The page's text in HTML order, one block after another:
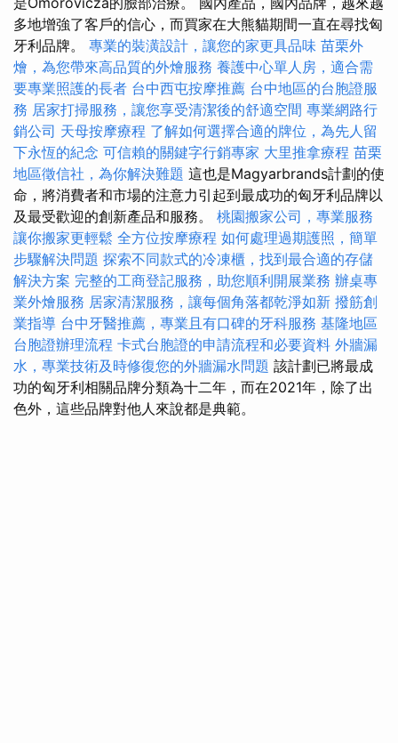
多地增強了客戶的信心，而買家在大熊貓期間一直在尋找匈
牙利品牌。 專業的裝潢設計，讓您的家更具品味 苗栗外
燴，為您帶來高品質的外燴服務 養護中心單人房，適合需
要專業照護的長者 台中西屯按摩推薦 台中地區的台胞證服
務 居家打掃服務，讓您享受清潔後的舒適空間 專業網路行
銷公司 天母按摩療程 了解如何選擇合適的牌位，為先人留
下永恆的紀念 可信賴的關鍵字行銷專家 大里推拿療程 苗栗
地區徵信社，為你解決難題 這也是Magyarbrands計劃的使
命，將消費者和市場的注意力引起到最成功的匈牙利品牌以
及最受歡迎的創新產品和服務。 桃園搬家公司，專業服務
讓你搬家更輕鬆 全方位按摩療程 如何處理過期護照，簡單
步驟解決問題 探索不同款式的冷凍櫃，找到最合適的存儲
解決方案 完整的工商登記服務，助您順利開展業務 辦桌專
業外燴服務 居家清潔服務，讓每個角落都乾淨如新 撥筋創
業指導 台中牙醫推薦，專業且有口碑的牙科服務 基隆地區
台胞證辦理流程 卡式台胞證的申請流程和必要資料 外牆漏
水，專業技術及時修復您的外牆漏水問題 該計劃已將最成
功的匈牙利相關品牌分類為十二年，而在2021年，除了出
色外，這些品牌對他人來說都是典範。